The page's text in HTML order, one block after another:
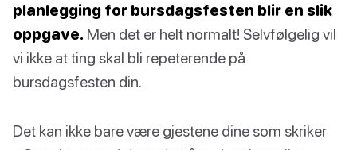
planlegging for bursdagsfesten blir en slik
oppgave. Men det er helt normalt! Selvfølgelig vil
vi ikke at ting skal bli repeterende på
bursdagsfesten din.
Det kan ikke bare være gjestene dine som skriker